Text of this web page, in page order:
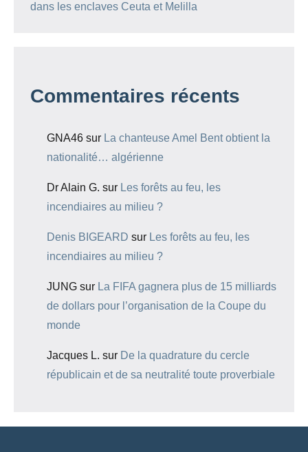
dans les enclaves Ceuta et Melilla
Commentaires récents
GNA46 sur La chanteuse Amel Bent obtient la
nationalité… algérienne
Dr Alain G. sur Les forêts au feu, les
incendiaires au milieu ?
Denis BIGEARD sur Les forêts au feu, les
incendiaires au milieu ?
JUNG sur La FIFA gagnera plus de 15 milliards
de dollars pour l’organisation de la Coupe du
monde
Jacques L. sur De la quadrature du cercle
républicain et de sa neutralité toute proverbiale